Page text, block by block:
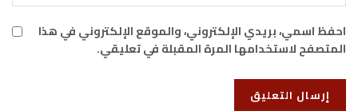
احفظ اسمي، بريدي الإلكتروني، والموقع الإلكتروني في هذا
المتصفح لاستخدامها المرة المقبلة في تعليقي.